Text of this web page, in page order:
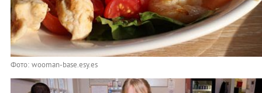
Фото: wooman-base.esy.es